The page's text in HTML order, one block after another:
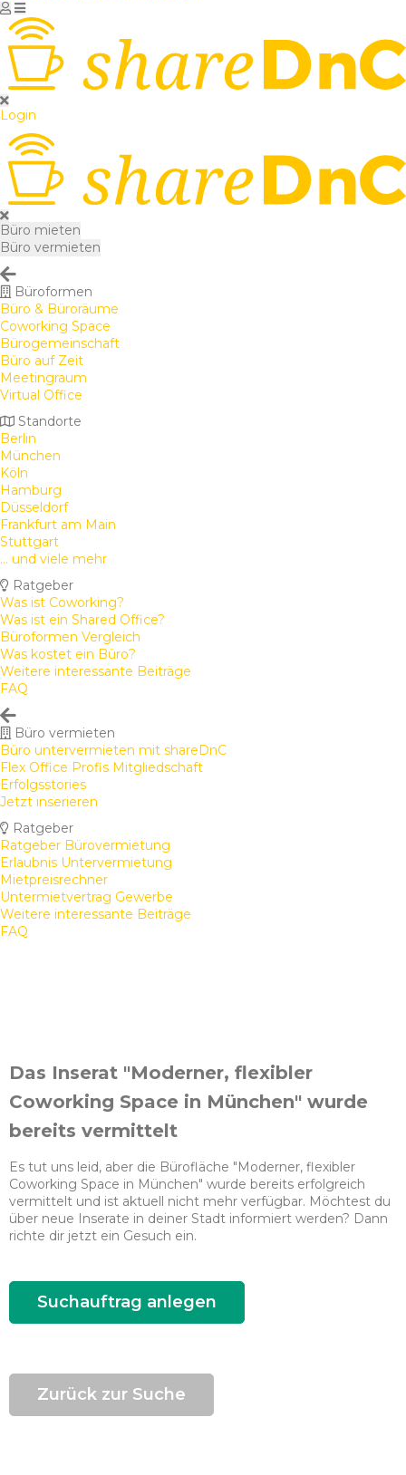
Login
Büro mieten
Büro vermieten
Büroformen
Büro & Büroräume
Coworking Space
Bürogemeinschaft
Büro auf Zeit
Meetingraum
Virtual Office
Standorte
Berlin
München
Köln
Hamburg
Düsseldorf
Frankfurt am Main
Stuttgart
... und viele mehr
Ratgeber
Was ist Coworking?
Was ist ein Shared Office?
Büroformen Vergleich
Was kostet ein Büro?
Weitere interessante Beiträge
FAQ
Büro vermieten
Büro untervermieten mit shareDnC
Flex Office Profis Mitgliedschaft
Erfolgsstories
Jetzt inserieren
Ratgeber
Ratgeber Bürovermietung
Erlaubnis Untervermietung
Mietpreisrechner
Untermietvertrag Gewerbe
Weitere interessante Beiträge
FAQ
Das Inserat "Moderner, flexibler
Coworking Space in München" wurde
bereits vermittelt
Es tut uns leid, aber die Bürofläche "Moderner, flexibler
Coworking Space in München" wurde bereits erfolgreich
vermittelt und ist aktuell nicht mehr verfügbar. Möchtest du
über neue Inserate in deiner Stadt informiert werden? Dann
richte dir jetzt ein Gesuch ein.
Suchauftrag anlegen
Zurück zur Suche